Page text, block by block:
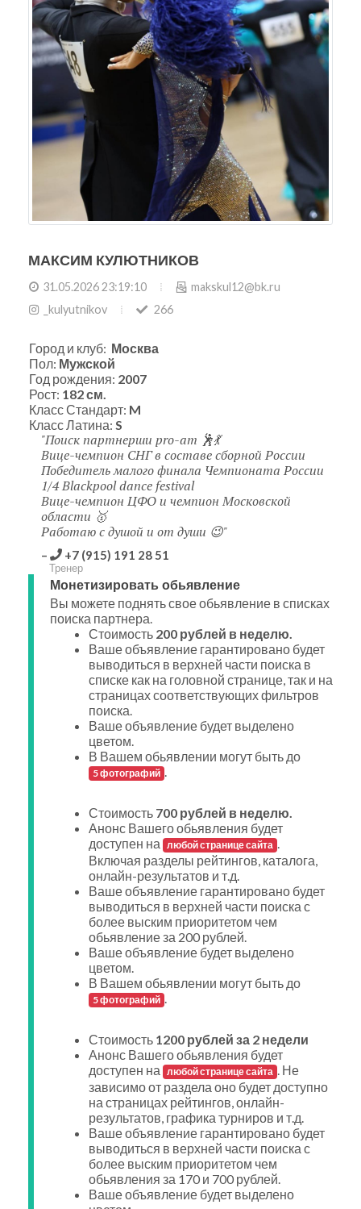
МАКСИМ КУЛЮТНИКОВ
31.05.2026 23:19:10
makskul12@bk.ru
_kulyutnikov
266
Город и клуб: Москва
Пол: Мужской
Год рождения: 2007
Рост: 182 см.
Класс Стандарт: M
Класс Латина: S
Поиск партнерши pro-am 🕺💃
Вице-чемпион СНГ в составе сборной России
Победитель малого финала Чемпионата России
1/4 Blackpool dance festival
Вице-чемпион ЦФО и чемпион Московской
области 🥇
Работаю с душой и от души 😉
+7 (915) 191 28 51
Тренер
Монетизировать обьявление
Вы можете поднять свое обьявление в списках
поиска партнера.
Стоимость 200 рублей в неделю.
Ваше объявление гарантировано будет
выводиться в верхней части поиска в
списке как на головной странице, так и на
страницах соответствующих фильтров
поиска.
Ваше объявление будет выделено
цветом.
В Вашем обьявлении могут быть до
5 фотографий .
Стоимость 700 рублей в неделю.
Анонс Вашего обьявления будет
доступен на любой странице сайта .
Включая разделы рейтингов, каталога,
онлайн-результатов и т.д.
Ваше объявление гарантировано будет
выводиться в верхней части поиска с
более выским приоритетом чем
обьявление за 200 рублей.
Ваше объявление будет выделено
цветом.
В Вашем обьявлении могут быть до
5 фотографий .
Стоимость 1200 рублей за 2 недели
Анонс Вашего обьявления будет
доступен на любой странице сайта . Не
зависимо от раздела оно будет доступно
на страницах рейтингов, онлайн-
результатов, графика турниров и т.д.
Ваше объявление гарантировано будет
выводиться в верхней части поиска с
более выским приоритетом чем
обьявления за 170 и 700 рублей.
Ваше объявление будет выделено